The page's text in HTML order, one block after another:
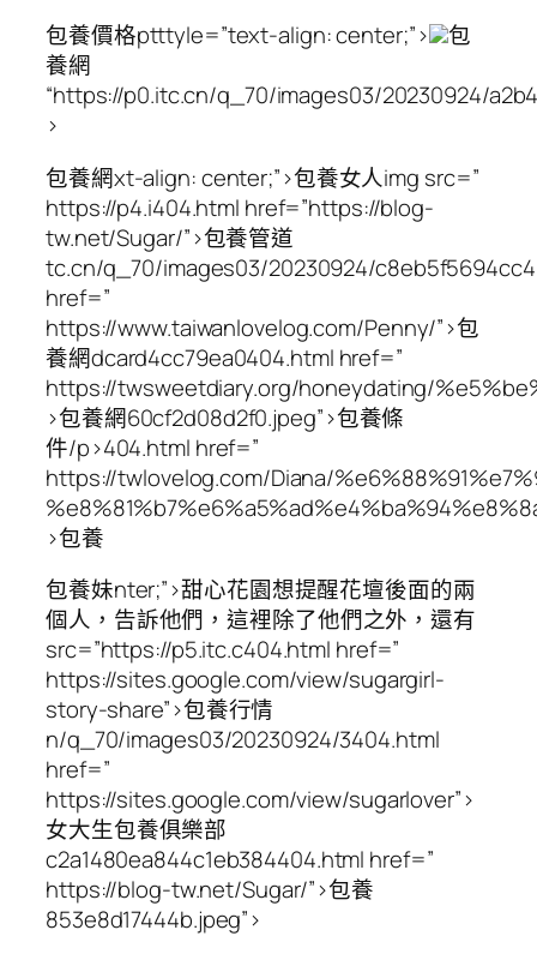
包養價格ptttyle=”text-align: center;”>
包
養網
“https://p0.itc.cn/q_70/images03/20230924/
>
包養網xt-align: center;”>包養女人img src=”
https://p4.i404.html href=”https://blog-
tw.net/Sugar/”>包養管道
tc.cn/q_70/images03/20230924/
href=”
https://www.taiwanlovelog.com/Penny/”>包
養網dcard4cc79ea0404.html href=”
https://twsweetdiary.org/honeydating/
>包養網60cf2d08d2f0.jpeg”>包養條
件/p>404.html href=”
https://twlovelog.com/Diana/
>包養
包養妹nter;”>甜心花園想提醒花壇後面的兩
個人，告訴他們，這裡除了他們之外，還有
src=”https://p5.itc.c404.html href=”
https://sites.google.com/view/sugargirl-
story-share”>包養行情
n/q_70/images03/20230924/3404.html
href=”
https://sites.google.com/view/sugarlover”>
女大生包養俱樂部
c2a1480ea844c1eb384404.html href=”
https://blog-tw.net/Sugar/”>包養
853e8d17444b.jpeg”>